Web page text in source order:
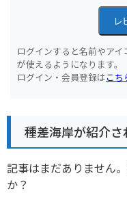
レ
ログインすると名前やア
が使えるようになります。
ログイン・会員登録はこち
種差海岸が紹介
記事はまだありません
か？